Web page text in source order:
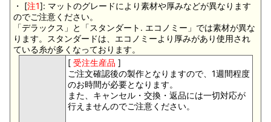
・ [注1]: マットのグレードにより素材や厚みなどが異なります
のでご注意ください。
「デラックス」と「スタンダート. エコノミー」では素材が異な
ります。スタンダードは、エコノミーより厚みがあり使用され
ている糸が多くなっております。
[ 受注生産品 ]
ご注文確認後の製作となりますので、1週間程度
のお時間が必要となります。
また、キャンセル・交換・返品には一切対応が
行えませんのでご注意ください。